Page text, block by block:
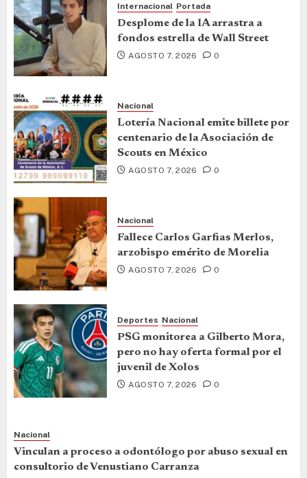
Internacional Portada
Desplome de la IA arrastra a
fondos estrella de Wall Street
AGOSTO 7, 2026 0
Nacional
Lotería Nacional emite billete por
centenario de la Asociación de
Scouts en México
AGOSTO 7, 2026 0
Nacional
Fallece Carlos Garfias Merlos,
arzobispo emérito de Morelia
AGOSTO 7, 2026 0
Deportes Nacional
PSG monitorea a Gilberto Mora,
pero no hay oferta formal por el
juvenil de Xolos
AGOSTO 7, 2026 0
Nacional
Vinculan a proceso a odontólogo por abuso sexual en
consultorio de Venustiano Carranza